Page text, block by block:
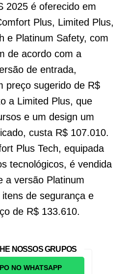
2025 é oferecido em
Plus, Limited Plus,
e Platinum Safety, com
de acordo com a
de entrada,
preço sugerido de R$
a Limited Plus, que
e um design um
custa R$ 107.010.
Plus Tech, equipada
tecnológicos, é vendida
a versão Platinum
de segurança e
de R$ 133.610.
NOSSOS GRUPOS
NO WHATSAPP